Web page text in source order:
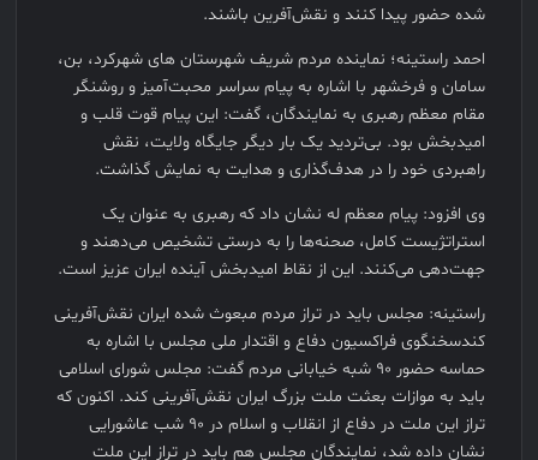
شده حضور پیدا کنند و نقش‌آفرین باشند.
احمد راستینه؛ نماینده مردم شریف شهرستان های شهرکرد، بن،
سامان و فرخشهر با اشاره به پیام سراسر محبت‌آمیز و روشنگر
مقام معظم رهبری به نمایندگان، گفت: این پیام قوت قلب و
امیدبخش بود. بی‌تردید یک بار دیگر جایگاه ولایت، نقش
راهبردی خود را در هدف‌گذاری و هدایت به نمایش گذاشت.
وی افزود: پیام معظم له نشان داد که رهبری به عنوان یک
استراتژیست کامل، صحنه‌ها را به درستی تشخیص می‌دهند و
جهت‌دهی می‌کنند. این از نقاط امیدبخش آینده ایران عزیز است.
راستینه: مجلس باید در تراز مردم مبعوث شده ایران نقش‌آفرینی
کندسخنگوی فراکسیون دفاع و اقتدار ملی مجلس با اشاره به
حماسه حضور ۹۰ شبه خیابانی مردم گفت: مجلس شورای اسلامی
باید به موازات بعثت ملت بزرگ ایران نقش‌آفرینی کند. اکنون که
تراز این ملت در دفاع از انقلاب و اسلام در ۹۰ شب عاشورایی
نشان داده شد، نمایندگان مجلس هم باید در تراز این ملت